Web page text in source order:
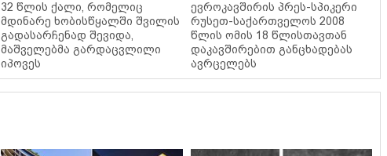
32 წლის ქალი, რომელიც
მდინარე ხობისწყალში შვილის
გადასარჩენად შევიდა,
მაშველებმა გარდაცვლილი
იპოვეს
ევროკავშირის პრეს-სპიკერი
რუსეთ-საქართველოს 2008
წლის ომის 18 წლისთავთან
დაკავშირებით განცხადებას
ავრცელებს